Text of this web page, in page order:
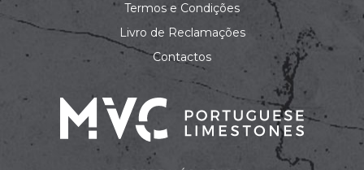
Termos e Condições
Livro de Reclamações
Contactos